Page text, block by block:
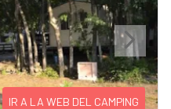
Next
IR A LA WEB DEL CAMPING